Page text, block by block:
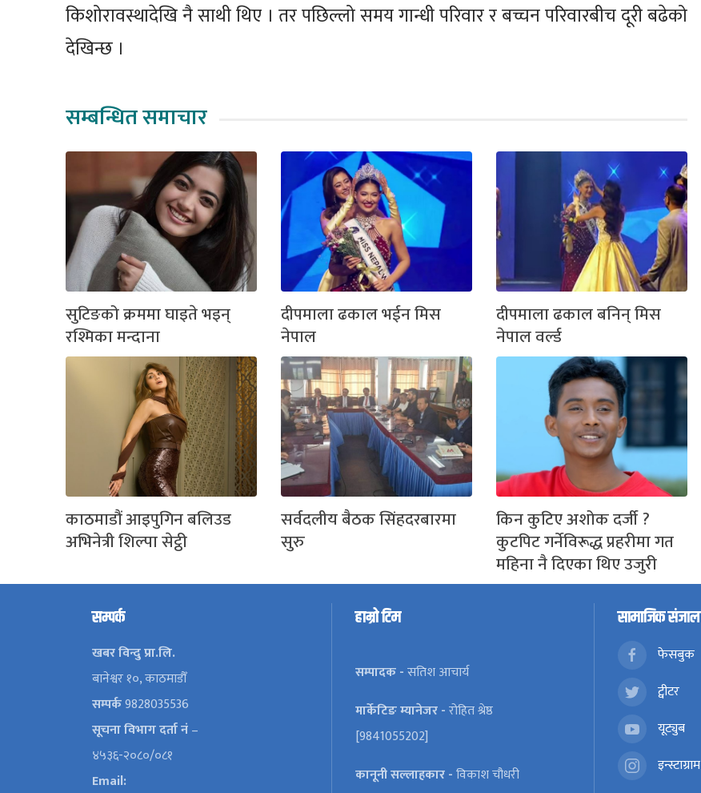
किशोरावस्थादेखि नै साथी थिए । तर पछिल्लो समय गान्धी परिवार र बच्चन परिवारबीच दूरी बढेको
देखिन्छ ।
सम्बन्धित समाचार
सुटिङको क्रममा घाइते भइन्
रश्मिका मन्दाना
दीपमाला ढकाल भईन मिस
नेपाल
दीपमाला ढकाल बनिन् मिस
नेपाल वर्ल्ड
काठमाडौं आइपुगिन बलिउड
अभिनेत्री शिल्पा सेट्ठी
सर्वदलीय बैठक सिंहदरबारमा
सुरु
किन कुटिए अशोक दर्जी ?
कुटपिट गर्नेविरूद्ध प्रहरीमा गत
महिना नै दिएका थिए उजुरी
सम्पर्क
खबर विन्दु प्रा.लि.
बानेश्वर १०, काठमाडौँ
सम्पर्क9828035536
सूचना विभाग दर्ता नं–
४५३६-२०८०/०८१
Email:
हाम्रो टिम
सम्पादक -सतिश आचार्य
मार्केटिङ म्यानेजर -रोहित श्रेष्ठ
[9841055202]
कानूनी सल्लाहकार -विकाश चौधरी
सामाजिक संजाल
फेसबुक
ट्वीटर
यूट्युब
इन्स्टाग्राम